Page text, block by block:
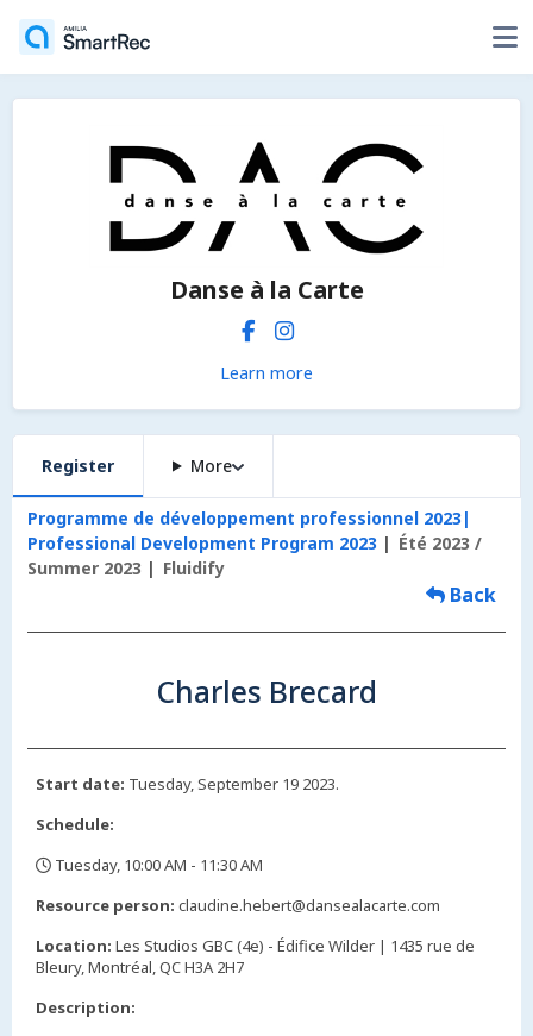
Danse à la Carte
Learn more
Register More
Programme de développement professionnel 2023|
Professional Development Program 2023
Été 2023 /
Summer 2023
Fluidify
Back
Charles Brecard
Start date: Tuesday, September 19 2023.
Schedule:
Tuesday, 10:00 AM - 11:30 AM
Resource person: claudine.hebert@dansealacarte.com
Location: Les Studios GBC (4e) - Édifice Wilder | 1435 rue de
Bleury, Montréal, QC H3A 2H7
Description: